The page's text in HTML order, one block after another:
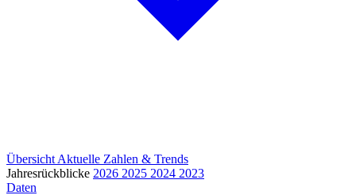
Übersicht Aktuelle Zahlen & Trends
Jahresrückblicke 2026 2025 2024 2023
Daten